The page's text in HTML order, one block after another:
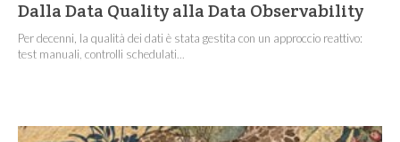
Dalla Data Quality alla Data Observability
Per decenni, la qualità dei dati è stata gestita con un approccio reattivo:
test manuali, controlli schedulati...